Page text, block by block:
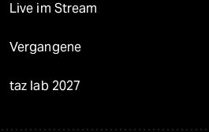
Live im Stream
Vergangene
taz lab 2027